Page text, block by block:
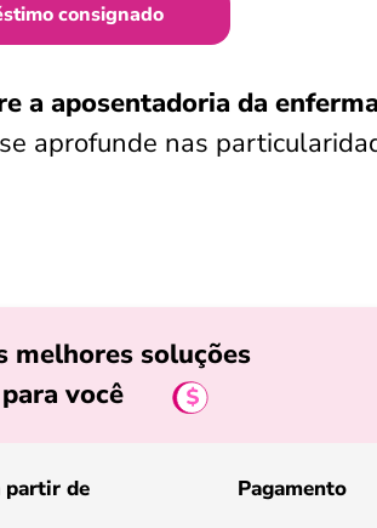
consignado
a aposentadoria da
aprofunde nas
melhores soluções
você
partir de Pagamento